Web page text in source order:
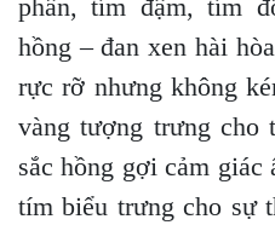
phấn, tím đậm, tím
hồng – đan xen hài
rực rỡ nhưng không
vàng tượng trưng cho
sắc hồng gợi cảm giác
tím biểu trưng cho sự